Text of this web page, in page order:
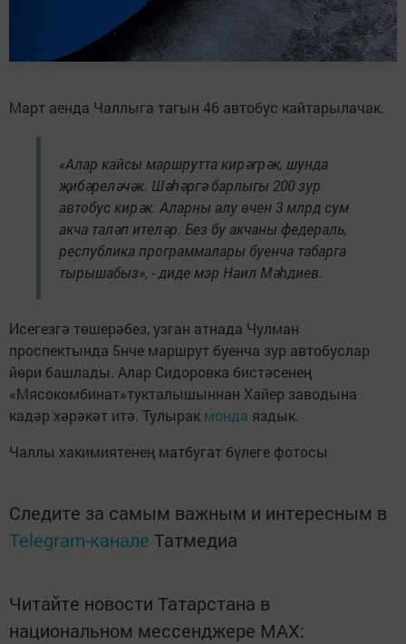
Март аенда Чаллыга тагын 46 автобус кайтарылачак.
«Алар кайсы маршрутта кирәгрәк, шунда
җибәреләчәк. Шәһәргә барлыгы 200 зур
автобус кирәк. Аларны алу өчен 3 млрд сум
акча таләп ителәр. Без бу акчаны федераль,
республика программалары буенча табарга
тырышабыз», - диде мэр Наил Мәһдиев.
Исегезгә төшерәбез, узган атнада Чулман
проспектында 5нче маршрут буенча зур автобуслар
йөри башлады. Алар Сидоровка бистәсенең
«Мясокомбинат»тукталышыннан Хайер заводына
кадәр хәрәкәт итә. Тулырак монда яздык.
Чаллы хакимиятенең матбугат бүлеге фотосы
Следите за самым важным и интересным в
Telegram-канале Татмедиа
Читайте новости Татарстана в
национальном мессенджере MАХ: